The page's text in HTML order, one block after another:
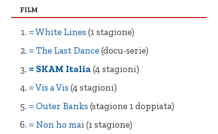
– Summertime (1 stagione)
– Into the Night (1 stagione)
= L’alta metà24
Dangerous Lies
FILM
= White Lines (1 stagione)
= The Last Dance(docu-serie)
= SKAM Italia (4 stagioni)
= Vis a Vis (4 stagioni)
= Outer Banks (stagione 1 doppiata)
= Non ho mai (1 stagione)